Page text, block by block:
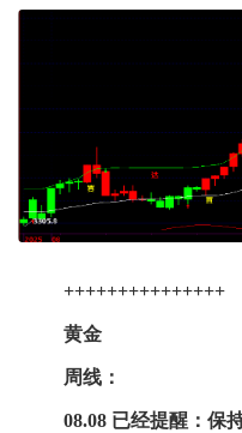
+++++++++++++++
黄金
周线：
08.08 已经提醒：保